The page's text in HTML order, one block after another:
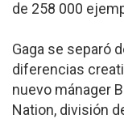
de 258 000
Gaga se separó
diferencias
nuevo mánager
Nation, división